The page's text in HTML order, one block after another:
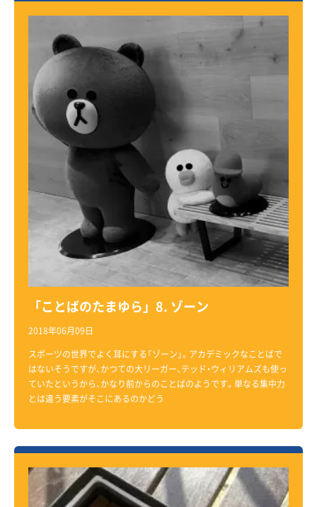
「ことばのたまゆら」8. ゾーン
2018年06月09日
スポーツの世界でよく耳にする「ゾーン」。アカデミックなことばで
はないそうですが、かつての大リーガー、テッド・ウィリアムズも使っ
ていたというから、かなり前からのことばのようです。単なる集中力
とは違う要素がそこにあるのかどう